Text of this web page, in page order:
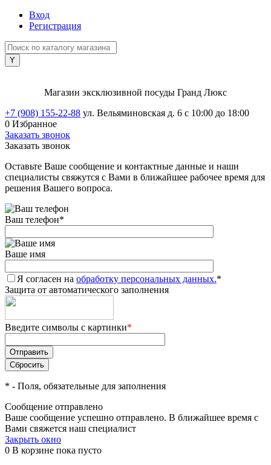
Вход
Регистрация
Магазин эксклюзивной посуды Гранд Люкс
+7 (908) 155-22-88 ул. Вельяминовская д. 6 с 10:00 до 18:00
0 Избранное
Заказать звонок
Заказать звонок
Оставьте Ваше сообщение и контактные данные и наши
специалисты свяжутся с Вами в ближайшее рабочее время для
решения Вашего вопроса.
Ваш телефон*
Ваше имя
Я согласен на обработку персональных данных.*
Защита от автоматического заполнения
Введите символы с картинки*
* - Поля, обязательные для заполнения
Сообщение отправлено
Ваше сообщение успешно отправлено. В ближайшее время с
Вами свяжется наш специалист
Закрыть окно
0 В корзине пока пусто